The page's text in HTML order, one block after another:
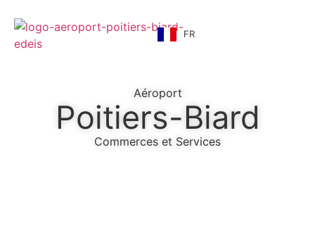
FR
Aéroport
Poitiers-Biard
Commerces et Services